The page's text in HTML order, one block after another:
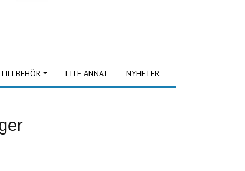
LITE ANNAT NYHETER